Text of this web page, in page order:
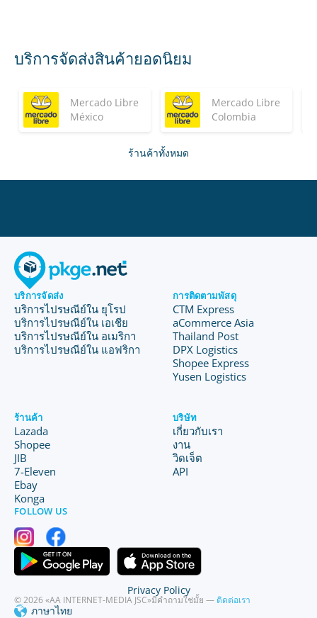
บริการจัดส่งสินค้ายอดนิยม
Mercado Libre
México
Mercado Libre
Colombia
ร้านค้าทั้งหมด
บริการจัดส่ง
บริการไปรษณีย์ใน ยุโรป
บริการไปรษณีย์ใน เอเชีย
บริการไปรษณีย์ใน อเมริกา
บริการไปรษณีย์ใน แอฟริกา
การติดตามพัสดุ
CTM Express
aCommerce Asia
Thailand Post
DPX Logistics
Shopee Express
Yusen Logistics
ร้านค้า
Lazada
Shopee
JIB
7-Eleven
Ebay
Konga
บริษัท
เกี่ยวกับเรา
งาน
วิดเจ็ต
API
FOLLOW US
© 2026 «AA INTERNET-MEDIA JSC»มีคำถามใช่มั้ย — ติดต่อเรา
ภาษาไทย
Privacy Policy